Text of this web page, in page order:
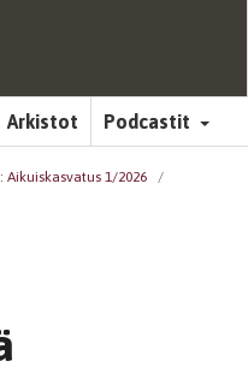
Arkistot Podcastit
Aikuiskasvatus 1/2026
/